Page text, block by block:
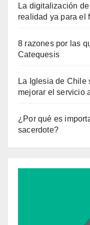
La digitalización
realidad ya para el
8 razones por las
Catequesis
La Iglesia de Chile
mejorar el servicio
¿Por qué es
sacerdote?